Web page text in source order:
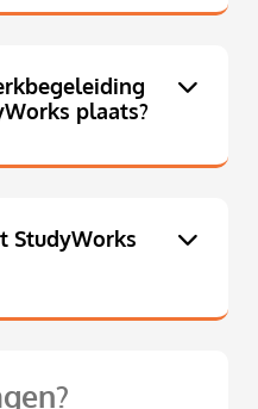
plaats?
StudyWorks